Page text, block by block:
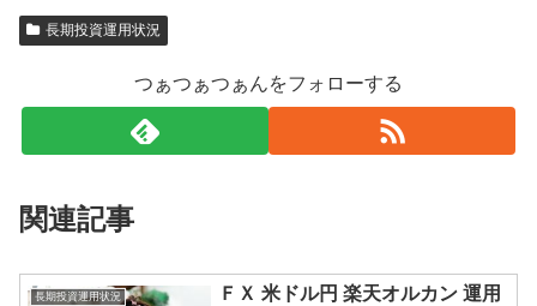
長期投資運用状況
つぁつぁつぁんをフォローする
関連記事
長期投資運用状況
ＦＸ 米ドル円 楽天オルカン 運用